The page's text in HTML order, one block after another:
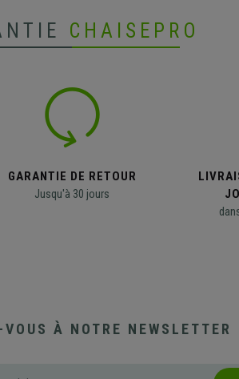
CHAISEPRO
GARANTIE DE RETOUR
Jusqu'à 30 jours
À NOTRE NEWSLETTER